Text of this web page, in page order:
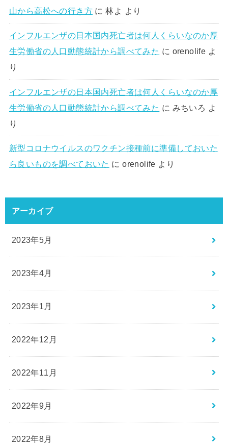
山から高松への行き方 に林よ より
インフルエンザの日本国内死亡者は何人くらいなのか厚
生労働省の人口動態統計から調べてみた に orenolife よ
り
インフルエンザの日本国内死亡者は何人くらいなのか厚
生労働省の人口動態統計から調べてみた に みちいろ よ
り
新型コロナウイルスのワクチン接種前に準備しておいた
ら良いものを調べておいた にorenolife より
アーカイブ
2023年5月
2023年4月
2023年1月
2022年12月
2022年11月
2022年9月
2022年8月